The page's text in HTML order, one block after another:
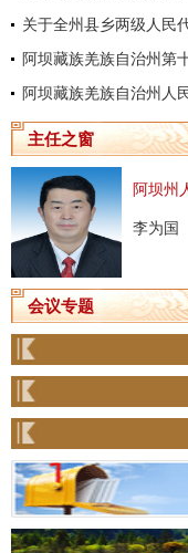
关于全州县乡两级人民
阿坝藏族羌族自治州第
阿坝藏族羌族自治州人
主任之窗
阿坝州
李为国
会议专题